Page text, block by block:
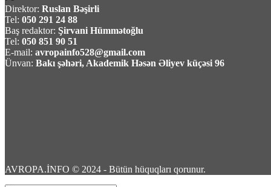
Tramp: “İranla razılaşma tezliklə əldə oluna
07 Avqust 2026 / 7:32
12
9
Direktor: Ruslan Bəşirli
Tel: 050 291 24 88
Baş redaktor: Şirvani Hümmətoğlu
Tel: 050 851 90 51
E-mail: avropainfo528@gmail.com
Ünvan: Bakı şəhəri, Akademik Həsən Əliyev küçəsi 96
AVROPA.İNFO © 2024 - Bütün hüquqları qorunur.